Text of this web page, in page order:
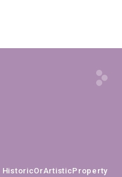
HistoricOrArtisticProperty